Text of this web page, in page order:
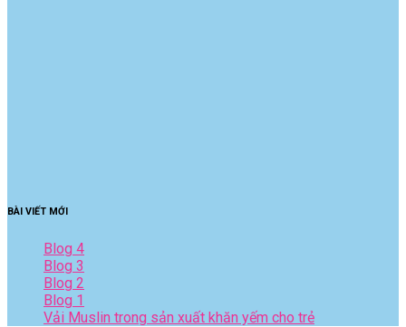
BÀI VIẾT MỚI
Blog 4
Blog 3
Blog 2
Blog 1
Vải Muslin trong sản xuất khăn yếm cho trẻ